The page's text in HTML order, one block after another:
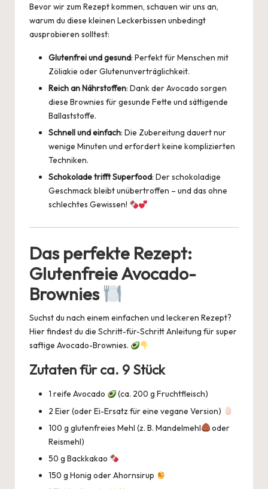
Bevor wir zum Rezept kommen, schauen wir uns an,
warum du diese kleinen Leckerbissen unbedingt
ausprobieren solltest:
Glutenfrei und gesund: Perfekt für Menschen mit
Zöliakie oder Glutenunverträglichkeit.
Reich an Nährstoffen: Dank der Avocado sorgen
diese Brownies für gesunde Fette und sättigende
Ballaststoffe.
Schnell und einfach: Die Zubereitung dauert nur
wenige Minuten und erfordert keine komplizierten
Techniken.
Schokolade trifft Superfood: Der schokoladige
Geschmack bleibt unübertroffen – und das ohne
schlechtes Gewissen!
Das perfekte Rezept:
Glutenfreie Avocado-
Brownies
Suchst du nach einem einfachen und leckeren Rezept?
Hier findest du die Schritt-für-Schritt Anleitung für super
saftige Avocado-Brownies.
Zutaten für ca. 9 Stück
1 reife Avocado
(ca. 200 g Fruchtfleisch)
2 Eier (oder Ei-Ersatz für eine vegane Version)
100 g glutenfreies Mehl (z. B. Mandelmehl
oder
Reismehl)
50 g Backkakao
150 g Honig oder Ahornsirup